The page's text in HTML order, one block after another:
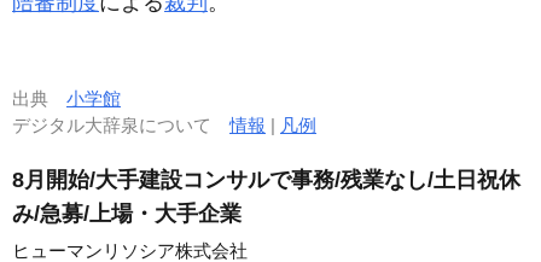
出典 小学館
デジタル大辞泉について情報 | 凡例
8月開始/大手建設コンサルで事務/残業なし/土日祝休
み/急募/上場・大手企業
ヒューマンリソシア株式会社